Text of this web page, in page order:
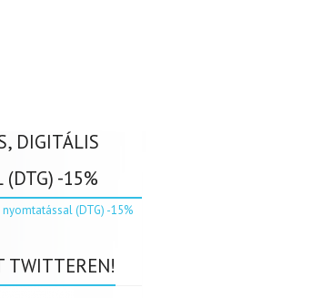
DIGITÁLIS
(DTG) -15%
TWITTEREN!